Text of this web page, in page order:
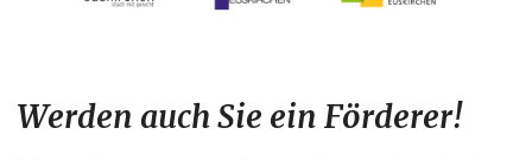
Werden auch Sie ein Förderer!